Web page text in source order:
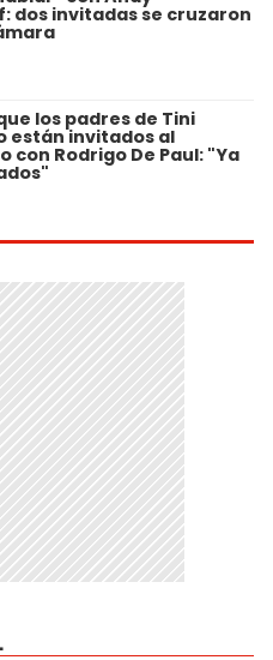
dos invitadas se cruzaron
los padres de Tini
están invitados al
con Rodrigo De Paul: "Ya